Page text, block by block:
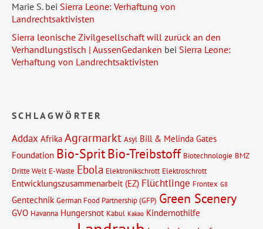
Marie S.bei Sierra Leone: Verhaftung von
Landrechtsaktivisten
Sierra leonische Zivilgesellschaft will zurück an den
Verhandlungstisch | AussenGedanken bei Sierra Leone:
Verhaftung von Landrechtsaktivisten
SCHLAGWÖRTER
Addax Afrika Agrarmarkt Asyl Bill & Melinda Gates
Foundation Bio-SpritBio-Treibstoff Biotechnologie BMZ
Dritte Welt E-Waste Ebola Elektronikschrott Elektroschrott
Entwicklungszusammenarbeit (EZ) Flüchtlinge Frontex G8
Gentechnik German Food Partnership (GFP) Green Scenery
GVO Havanna Hungersnot Kabul Kakao Kindernothilfe